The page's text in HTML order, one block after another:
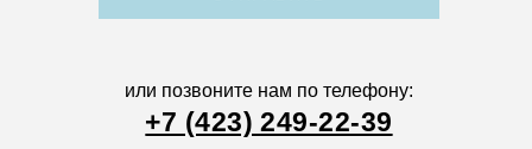
или позвоните нам по телефону:
+7 (423) 249-22-39